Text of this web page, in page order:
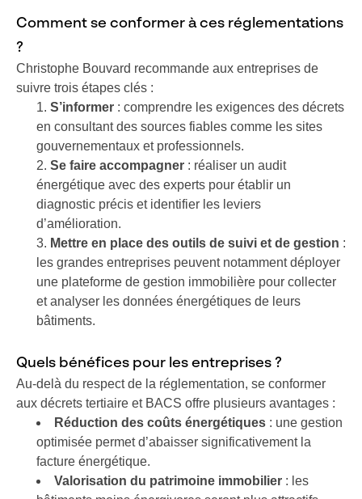
Comment se conformer à ces réglementations
?
Christophe Bouvard recommande aux entreprises de
suivre trois étapes clés :
S’informer : comprendre les exigences des décrets
en consultant des sources fiables comme les sites
gouvernementaux et professionnels.
Se faire accompagner : réaliser un audit
énergétique avec des experts pour établir un
diagnostic précis et identifier les leviers
d’amélioration.
Mettre en place des outils de suivi et de gestion :
les grandes entreprises peuvent notamment déployer
une plateforme de gestion immobilière pour collecter
et analyser les données énergétiques de leurs
bâtiments.
Quels bénéfices pour les entreprises ?
Au-delà du respect de la réglementation, se conformer
aux décrets tertiaire et BACS offre plusieurs avantages :
Réduction des coûts énergétiques : une gestion
optimisée permet d’abaisser significativement la
facture énergétique.
Valorisation du patrimoine immobilier : les